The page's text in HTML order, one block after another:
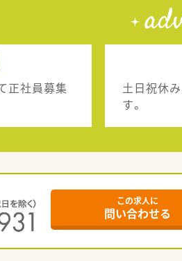
正社員募集
土日祝休
す。
この求人に
問い合わせる